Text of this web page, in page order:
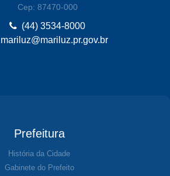
Cep: 87470-000
(44) 3534-8000
mariluz@mariluz.pr.gov.br
Prefeitura
História da Cidade
Gabinete do Prefeito